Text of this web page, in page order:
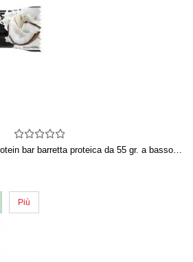
bar barretta proteica da 55 gr. a basso…
Più